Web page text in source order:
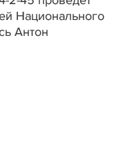
Национального
Антон